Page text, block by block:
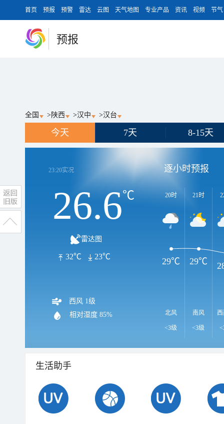
首页 预报 预警 雷达 云图 天气地图 专业产品 资讯 视频 节气
预报
全国 > 陕西 >汉中 >汉台
今天 7天 8-15天
23:20实况
26.6℃
雷达图
32℃ 23℃
西风 1级
相对湿度 85%
逐小时预报
20时
北风
<3级
21时
南风
<3级
29℃ 29℃
生活助手